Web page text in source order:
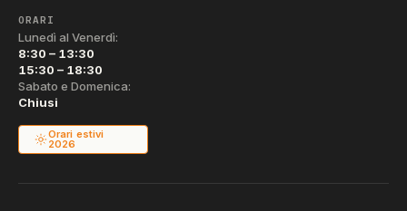
ORARI
Lunedì al Venerdì:
8:30 – 13:30
15:30 – 18:30
Sabato e Domenica:
Chiusi
Orari estivi
2026